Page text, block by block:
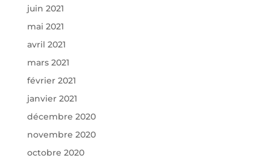
juin 2021
mai 2021
avril 2021
mars 2021
février 2021
janvier 2021
décembre 2020
novembre 2020
octobre 2020